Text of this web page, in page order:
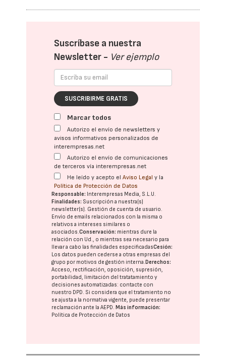
Suscríbase a nuestra
Newsletter - Ver ejemplo
SUSCRIBIRME GRATIS
Marcar todos
Autorizo el envío de newsletters y
avisos informativos personalizados de
interempresas.net
Autorizo el envío de comunicaciones
de terceros vía interempresas.net
He leído y acepto elAviso Legal y la
Política de Protección de Datos
Responsable: Interempresas Media, S.L.U.
Finalidades: Suscripción a nuestra(s)
newsletter(s). Gestión de cuenta de usuario.
Envío de emails relacionados con la misma o
relativos a intereses similares o
asociados.Conservación: mientras dure la
relación con Ud., o mientras sea necesario para
llevar a cabo las finalidades especificadasCesión:
Los datos pueden cederse a otras empresas del
grupo por motivos de gestión interna.Derechos:
Acceso, rectificación, oposición, supresión,
portabilidad, limitación del tratatamiento y
decisiones automatizadas: contacte con
nuestro DPD. Si considera que el tratamiento no
se ajusta a la normativa vigente, puede presentar
reclamación ante laAEPD.Más información:
Política de Protección de Datos